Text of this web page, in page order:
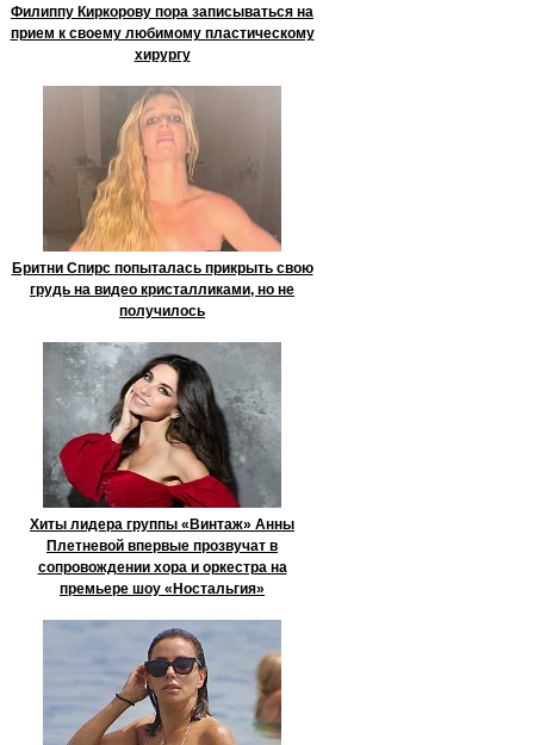
Филиппу Киркорову пора записываться на
прием к своему любимому пластическому
хирургу
Бритни Спирс попыталась прикрыть свою
грудь на видео кристалликами, но не
получилось
Хиты лидера группы «Винтаж» Анны
Плетневой впервые прозвучат в
сопровождении хора и оркестра на
премьере шоу «Ностальгия»